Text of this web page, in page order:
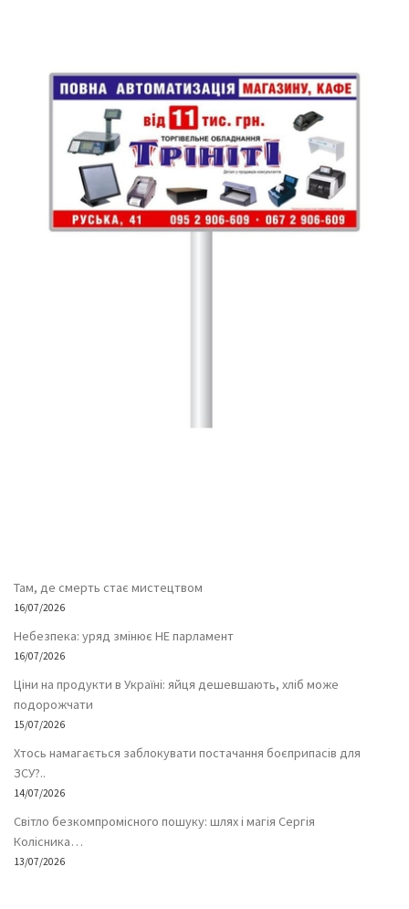
Там, де смерть стає мистецтвом
16/07/2026
Небезпека: уряд змінює НЕ парламент
16/07/2026
Ціни на продукти в Україні: яйця дешевшають, хліб може
подорожчати
15/07/2026
Хтось намагається заблокувати постачання боєприпасів для
ЗСУ?..
14/07/2026
Світло безкомпромісного пошуку: шлях і магія Сергія
Колісника…
13/07/2026